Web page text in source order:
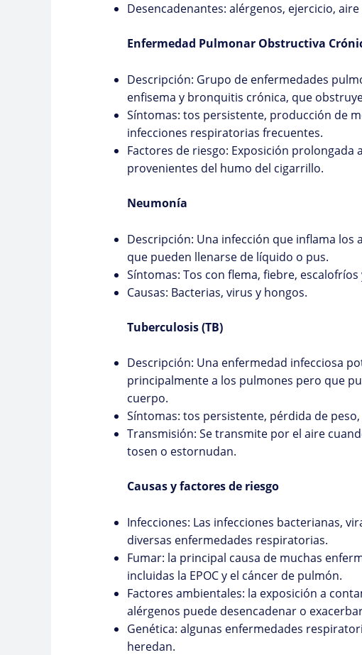
Desencadenantes: alérgenos, ejercicio,
Enfermedad Pulmonar Obstructiva
Descripción: Grupo de enfermedades
enfisema y bronquitis crónica, que
Síntomas: tos persistente, producción de
infecciones respiratorias frecuentes.
Factores de riesgo: Exposición
provenientes del humo del cigarrillo.
Neumonía
Descripción: Una infección que inflama los
que pueden llenarse de líquido o pus.
Síntomas: Tos con flema, fiebre,
Causas: Bacterias, virus y hongos.
Tuberculosis (TB)
Descripción: Una enfermedad infecciosa
principalmente a los pulmones pero que
cuerpo.
Síntomas: tos persistente, pérdida de
Transmisión: Se transmite por el aire
tosen o estornudan.
Causas y factores de riesgo
Infecciones: Las infecciones bacterianas,
diversas enfermedades respiratorias.
Fumar: la principal causa de muchas
incluidas la EPOC y el cáncer de pulmón.
Factores ambientales: la exposición a
alérgenos puede desencadenar o
Genética: algunas enfermedades
heredan.